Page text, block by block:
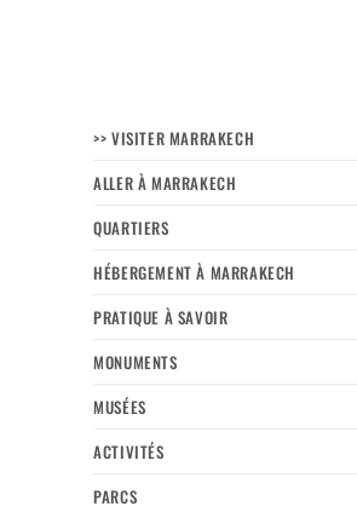
>> VISITER MARRAKECH
ALLER À MARRAKECH
QUARTIERS
HÉBERGEMENT À MARRAKECH
PRATIQUE À SAVOIR
MONUMENTS
MUSÉES
ACTIVITÉS
PARCS